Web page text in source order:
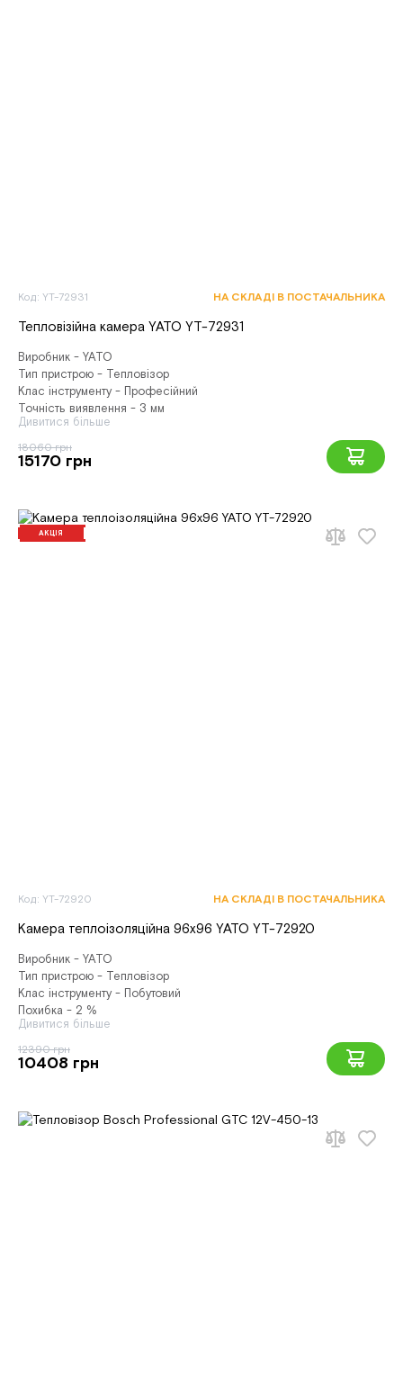
Код: YT-72931 НА СКЛАДІ В ПОСТАЧАЛЬНИКА
Тепловізійна камера YATO YT-72931
Виробник - YATO
Тип пристрою - Тепловізор
Клас інструменту - Професійний
Точність виявлення - 3 мм
Дивитися більше
18060 грн
15170 грн
АКЦІЯ
Код: YT-72920 НА СКЛАДІ В ПОСТАЧАЛЬНИКА
Камера теплоізоляційна 96x96 YATO YT-72920
Виробник - YATO
Тип пристрою - Тепловізор
Клас інструменту - Побутовий
Похибка - 2 %
Дивитися більше
12390 грн
10408 грн